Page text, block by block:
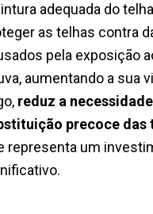
adequada do
as telhas contra
​​pela exposição
aumentando a sua
reduz a
precoce das
representa um